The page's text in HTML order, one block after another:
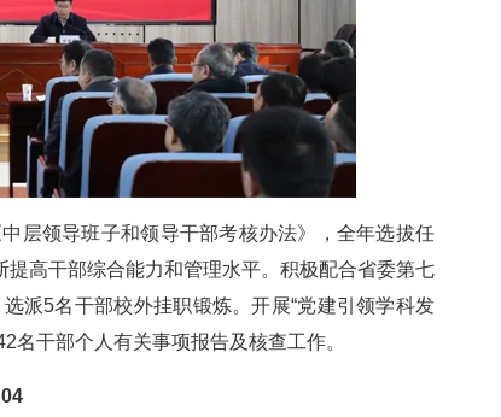
层领导班子和领导干部考核办法》，全年选拔任
高干部综合能力和管理水平。积极配合省委第七
派5名干部校外挂职锻炼。开展“党建引领学科发
名干部个人有关事项报告及核查工作。